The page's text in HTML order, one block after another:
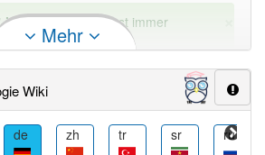
ie" enden, haben fast immer
Beispiele
Mehr
Wiki
de zh tr sr ru